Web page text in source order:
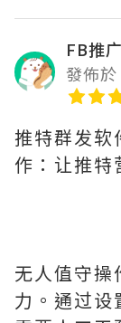
FB推
發佈
推特群发
作：让推特
无人值守操
力。通过设